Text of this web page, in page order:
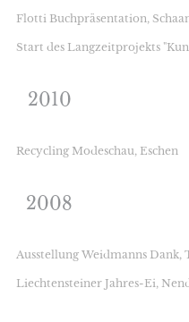
Flotti Buchpräsentation,
Start des Langzeitprojekts
2010
Recycling Modeschau, Eschen
2008
Ausstellung Weidmanns Dank,
Liechtensteiner Jahres-Ei,